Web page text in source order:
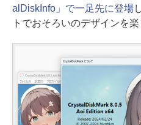
alDiskInfo」で一足先に登場
トでおそろいのデザインを